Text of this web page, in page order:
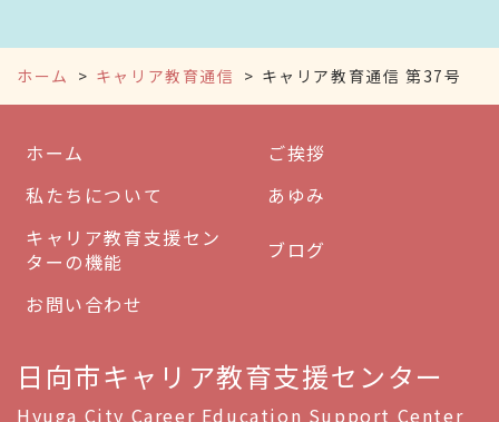
ホーム キャリア教育通信 キャリア教育通信 第37号
ホーム
ご挨拶
私たちについて
あゆみ
キャリア教育支援セン
ターの機能
ブログ
お問い合わせ
日向市キャリア教育支援センター
Hyuga City Career Education Support Center